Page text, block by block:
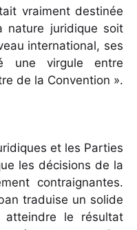
vraiment destinée
nature juridique soit
international, ses
une virgule entre
de la Convention ».
et les Parties
les décisions de la
contraignantes.
traduise un solide
atteindre le résultat